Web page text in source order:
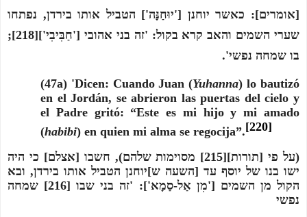
[אומרים]: כאשר יוחנן ['יוּחַנָּה'] הטביל אותו בירדן, נפתחו
שערי השמים והאב קרא בקול: 'זה בני אהובי ['חַבִּיבִי'][218];
בו שמחה נפשי'.
(47a) 'Dicen: Cuando Juan (Yuhanna) lo bautizó
en el Jordán, se abrieron las puertas del cielo y
el Padre gritó: “Este es mi hijo y mi amado
(habibi) en quien mi alma se regocija”.[220]
(על פי [תורות][215] מסוימות שלהם), חשבו [אצלם] כי היה
ישו בנו של יוסף עד [השעה ש]יוחנן הטביל אותו בירדן, ובא
הקול מן השמים ['מִן אַל-סַמָא']: 'זה בני שבו [216] שמחה
נפשי